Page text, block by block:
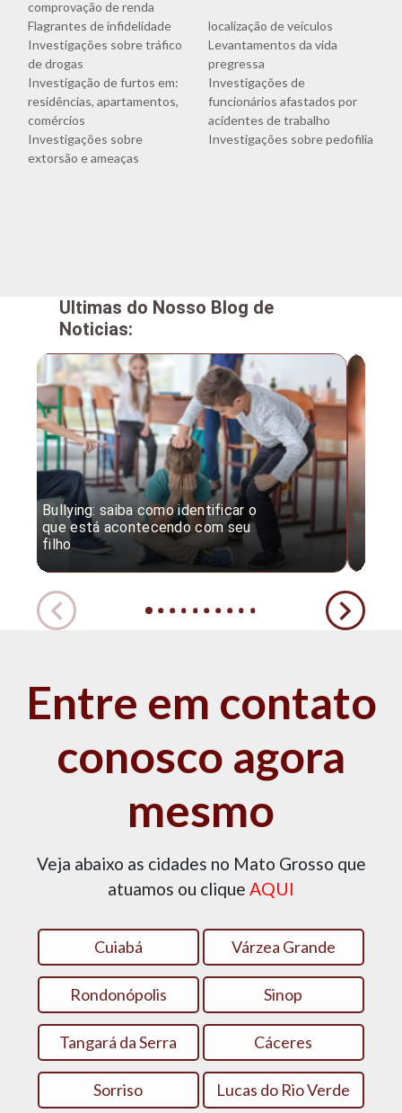
comprovação de renda
Flagrantes de infidelidade
localização de veículos
Investigações sobre tráfico
de drogas
Levantamentos da vida
pregressa
Investigação de furtos em:
residências, apartamentos,
comércios
Investigações de
funcionários afastados por
acidentes de trabalho
Investigações sobre
extorsão e ameaças
Investigações sobre pedofilia
Ultimas do Nosso Blog de
Noticias:
Bullying: saiba como identificar o
que está acontecendo com seu
filho
Entre em contato
conosco agora
mesmo
Veja abaixo as cidades no Mato Grosso que
atuamos ou clique AQUI
Cuiabá Várzea Grande
Rondonópolis Sinop
Tangará da Serra Cáceres
Sorriso Lucas do Rio Verde